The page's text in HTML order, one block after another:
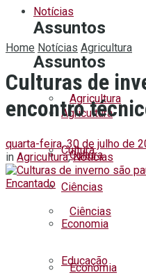
Assuntos
Agricultura
Cultura
Ciências
Economia
Notícias
Assuntos
Agricultura
Cultura
Ciências
Economia
Educação
Home Notícias Agricultura
Culturas de
encontro
quarta-feira, 30 de julho de
in Agricultura,Notícias